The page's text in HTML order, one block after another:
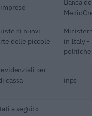
Banca
di nuovi
delle piccole
in Italy -
politiche
per
cassa
inps
a seguito